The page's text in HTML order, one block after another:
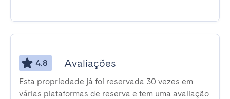
4.8 Avaliações
Esta propriedade já foi reservada 30 vezes em
várias plataformas de reserva e tem uma avaliação